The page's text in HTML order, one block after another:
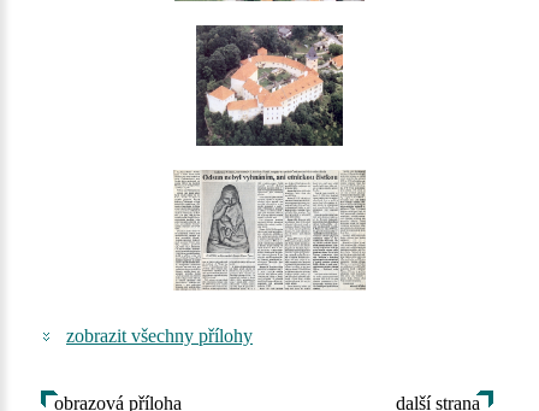
zobrazit všechny přílohy
obrazová příloha další strana